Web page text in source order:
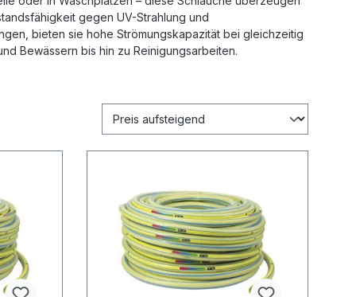
gegen UV-Strahlung und
bieten sie hohe Strömungskapazität bei gleichzeitig
Bewässern bis hin zu Reinigungsarbeiten.